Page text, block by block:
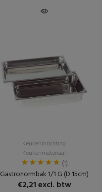
Keukeninrichting
Keukenmateriaal
(1)
Gastronormbak 1/1 G (D 15cm)
€2,21 excl. btw